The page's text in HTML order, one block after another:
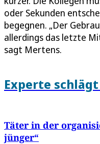
oder Sekunden
begegnen. „Der
allerdings das letzte
sagt Mertens.
Experte
Täter in der
jünger“